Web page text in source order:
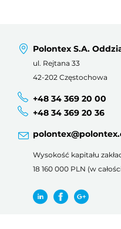
Polontex S.A.
ul. Rejtana 33
42-202 Częstochowa
+48 34 369 20 00
+48 34 369 20 36
Wysokość kapitału
18 160 000 PLN (w